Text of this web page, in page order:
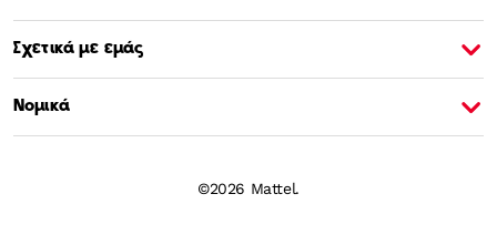
Σχετικά με εμάς
Νομικά
©2026 Mattel.